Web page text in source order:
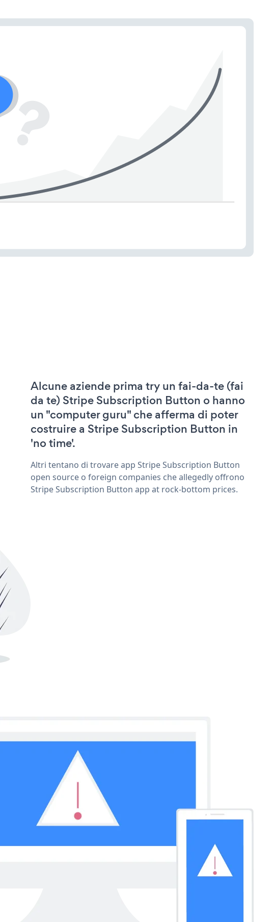
Alcune aziende prima try un fai-da-te (fai
da te) Stripe Subscription Button o hanno
un "computer guru" che afferma di poter
costruire a Stripe Subscription Button in
'no time'.
Altri tentano di trovare app Stripe Subscription Button
open source o foreign companies che allegedly offrono
Stripe Subscription Button app at rock-bottom prices.